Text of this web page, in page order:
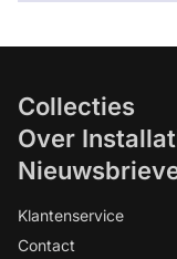
Collecties
Over
Klantenservice
Contact